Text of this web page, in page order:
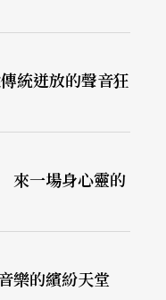
個不可能的任務
短八年，格里摩
敬的心情重新調
一次錄下這套他
在第二次的專輯
形容。他的演奏
走入音樂的繽紛天堂